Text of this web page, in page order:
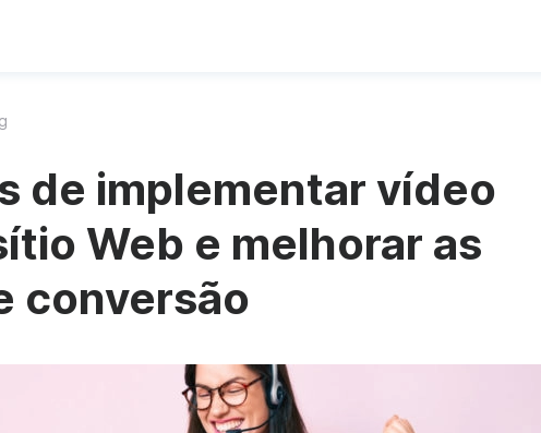
de implementar vídeo
Web e melhorar as
conversão